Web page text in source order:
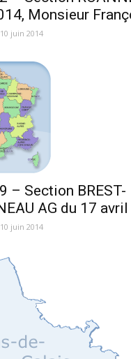
Monsieur
10 juin 2014
– Section BREST-
AG du 17
10 juin 2014